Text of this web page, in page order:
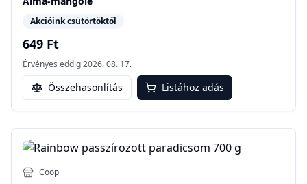
Akcióink csütörtöktől
649 Ft
Érvényes eddig2026. 08. 17.
Összehasonlítás Listához adás
Coop